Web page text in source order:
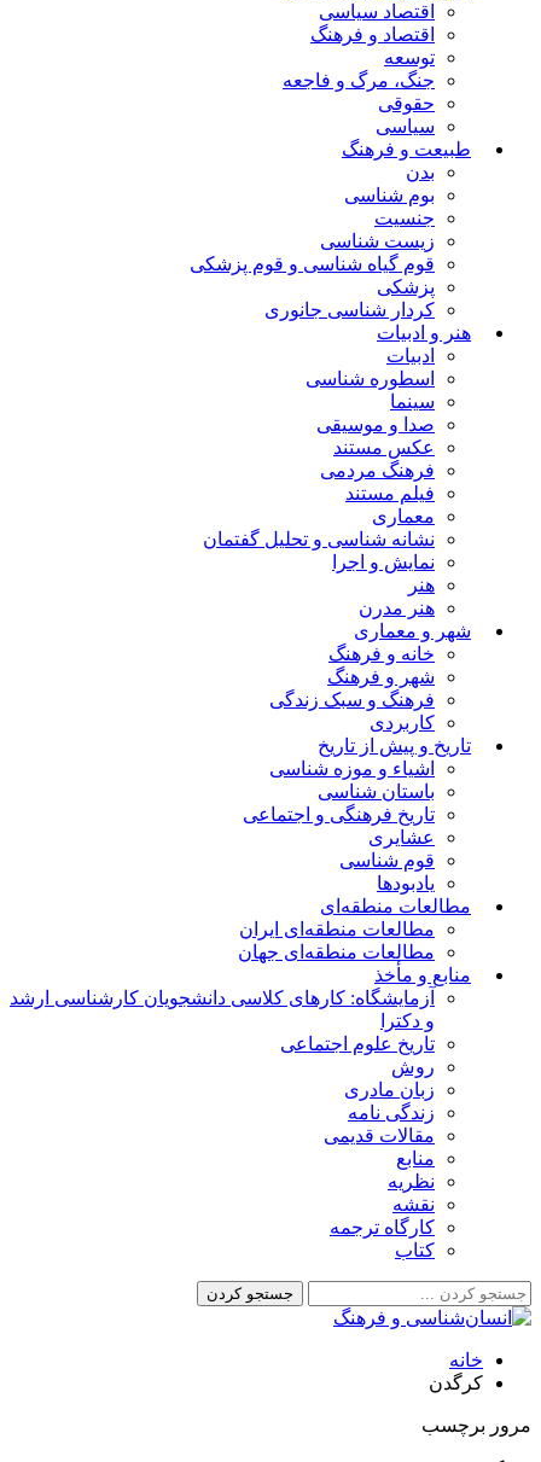
اقتصاد سیاسی
اقتصاد و فرهنگ
توسعه
جنگ، مرگ و فاجعه
حقوقی
سیاسی
طبیعت و فرهنگ
بدن
بوم شناسی
جنسیت
زیست شناسی
قوم گیاه شناسی و قوم پزشکی
پزشکی
کردار شناسی جانوری
هنر و ادبیات
ادبیات
اسطوره شناسی
سینما
صدا و موسیقی
عکس مستند
فرهنگ مردمی
فیلم مستند
معماری
نشانه شناسی و تحلیل گفتمان
نمایش و اجرا
هنر
هنر مدرن
شهر و معماری
خانه و فرهنگ
شهر و فرهنگ
فرهنگ و سبک زندگی
کاربردی
تاریخ و پیش از تاریخ
اشیاء و موزه شناسی
باستان شناسی
تاریخ فرهنگی و اجتماعی
عشایری
قوم شناسی
یادبودها
مطالعات منطقه‌ای
مطالعات منطقه‌ای ایران
مطالعات منطقه‌ای جهان
منابع و مأخذ
آزمایشگاه: کارهای کلاسی دانشجویان کارشناسی ارشد
و دکترا
تاریخ علوم اجتماعی
روش
زبان مادری
زندگی نامه
مقالات قدیمی
منابع
نظریه
نقشه
کارگاه ترجمه
کتاب
خانه
کرگدن
مرور برچسب